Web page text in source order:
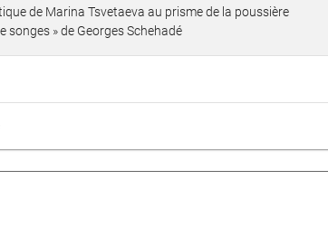
de Marina Tsvetaeva au prisme de la poussière
songes » de Georges Schehadé